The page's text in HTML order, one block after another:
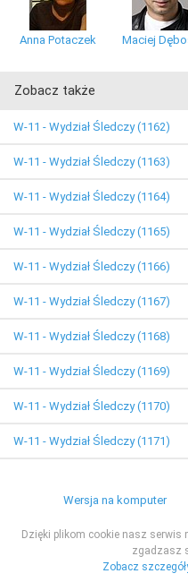
Anna Potaczek Maciej
Zobacz także
W-11 - Wydział Śledczy (1162)
W-11 - Wydział Śledczy (1163)
W-11 - Wydział Śledczy (1164)
W-11 - Wydział Śledczy (1165)
W-11 - Wydział Śledczy (1166)
W-11 - Wydział Śledczy (1167)
W-11 - Wydział Śledczy (1168)
W-11 - Wydział Śledczy (1169)
W-11 - Wydział Śledczy (1170)
W-11 - Wydział Śledczy (1171)
Wersja na komputer
Dzięki plikom cookie nasz serwis
zgadzasz
Zobacz